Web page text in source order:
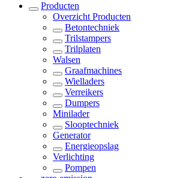
Producten
Overzicht Producten
Betontechniek
Trilstampers
Trilplaten
Walsen
Graafmachines
Wielladers
Verreikers
Dumpers
Minilader
Slooptechniek
Generator
Energieopslag
Verlichting
Pompen